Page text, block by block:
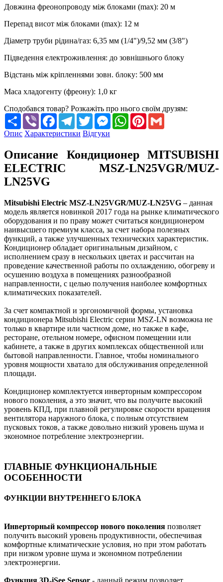
Довжина фреонопроводу між блоками (max): 20 м
Перепад висот між блоками (max): 12 м
Діаметр труби рідина/газ: 6,35 мм (1/4")/9,52 мм (3/8")
Підведення електроживлення: до зовнішнього блоку
Відстань між кріпленнями зовн. блоку: 500 мм
Маса хладогенту (фреону): 1,0 кг
Сподобався товар? Розкажіть про нього своїм друзям:
Share Viber FacebookTelegramTwitterMessengerWhatsApp
Pinterest
Опис Характеристики Відгуки
Описание Кондиционер MITSUBISHI
ELECTRIC MSZ-LN25VGR/MUZ-
LN25VG
Mitsubishi Electric MSZ-LN25VGR/MUZ-LN25VG – данная
модель является новинкой 2017 года на рынке климатического
оборудования и по праву может считаться кондиционером
наивысшего премиум класса, за счет набора полезных
функций, а также улучшенных технических характеристик.
Кондиционер обладает оригинальным дизайном, с
исполнением сразу в нескольких цветах и рассчитан на
проведение качественной работы по охлаждению, обогреву и
осушению воздуха в помещениях разнообразной
направленности, с целью получения наиболее комфортных
климатических показателей.
За счет компактной и эргономичной формы, установка
кондиционера Mitsubishi Electric серии MSZ-LN возможна не
только в квартире или частном доме, но также в кафе,
ресторане, отельном номере, офисном помещении или
кабинете, а также в других комплексах общественной или
бытовой направленности. Главное, чтобы номинального
уровня мощности хватало для обслуживания определенной
площади.
Кондиционер комплектуется инверторным компрессором
нового поколения, а это значит, что вы получите высокий
уровень КПД, при плавной регулировке скорости вращения
вентилятора наружного блока, с полным отсутствием
пусковых токов, а также довольно низкий уровень шума и
экономное потребление электроэнергии.
ГЛАВНЫЕ ФУНКЦИОНАЛЬНЫЕ
ОСОБЕННОСТИ
ФУНКЦИИ ВНУТРЕННЕГО БЛОКА
Инверторный компрессор нового поколения позволяет
получить высокий уровень продуктивности, обеспечивая
комфортные климатические условия, но при этом работать
при низком уровне шума и экономном потреблении
электроэнергии.